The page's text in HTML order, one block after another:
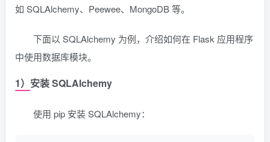
如 SQLAlchemy、Peewee、MongoDB 等。
下面以 SQLAlchemy 为例，介绍如何在 Flask 应用程序
中使用数据库模块。
1）安装 SQLAlchemy
使用 pip 安装 SQLAlchemy：